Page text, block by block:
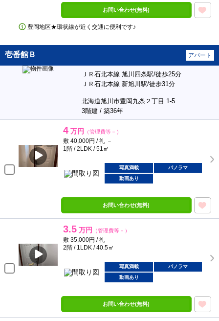
お問い合わせ(無料)
豊岡地区★環状線が近く交通に便利です♪
壱番館Ｂ アパート
ＪＲ石北本線 旭川四条駅/徒歩25分
ＪＲ石北本線 新旭川駅/徒歩31分
北海道旭川市豊岡九条２丁目 1-5
3階建 / 築36年
4 万円 （管理費等－）
敷 40,000円 / 礼 －
1階 / 2LDK / 51㎡
写真満載
パノラマ
動画あり
お問い合わせ(無料)
3.5 万円 （管理費等－）
敷 35,000円 / 礼 －
2階 / 1LDK / 40.5㎡
写真満載
パノラマ
動画あり
お問い合わせ(無料)